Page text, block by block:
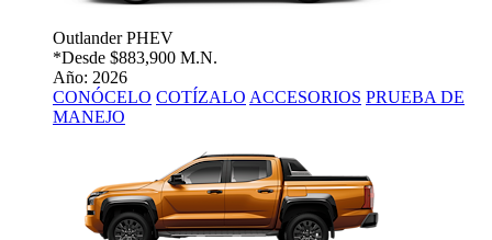
Outlander PHEV
*Desde $883,900 M.N.
Año: 2026
CONÓCELO COTÍZALO ACCESORIOS PRUEBA DE
MANEJO